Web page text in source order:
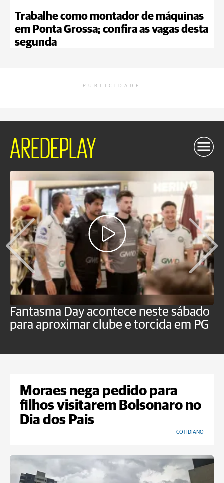
Trabalhe como montador de máquinas
em Ponta Grossa; confira as vagas desta
segunda
PUBLICIDADE
AREDEPLAY
Fantasma Day acontece neste sábado
para aproximar clube e torcida em PG
Moraes nega pedido para
filhos visitarem Bolsonaro no
Dia dos Pais
COTIDIANO